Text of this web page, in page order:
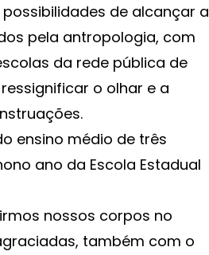
de alcançar a
pela antropologia, com
da rede pública de
o olhar e a
ensino médio de três
ano da Escola Estadual
nossos corpos no
também com o